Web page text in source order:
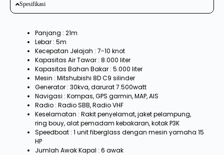
Spesifikasi
Panjang : 21m
Lebar : 5m
Kecepatan Jelajah : 7-10 knot
Kapasitas Air Tawar : 8.000 liter
Kapasitas Bahan Bakar : 5.000 liter
Mesin : Mitshubishi 8D C9 silinder
Generator : 30kva, darurat 7.500watt
Navigasi : Kompas, GPS garmin, MAP, AIS
Radio : Radio SBB, Radio VHF
Keselamatan : Rakit penyelamat, jaket pelampung,
ring bouy, alat pemadam kebakaran, kotak P3K
Speedboat : 1 unit fiberglass dengan mesin yamaha 15
HP
Jumlah Awak Kapal : 6 awak